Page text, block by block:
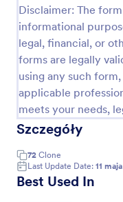
Disclaimer: The
informational
legal, financial, or
forms are legally
using any such
applicable
meets your needs,
Szczegóły
72 Clone
Last Update Date: 11
Best Used In
zmienić jego
swojej firmy.
formularze z takimi
Monday.com,
Dzięki naszemu
Dnia Pracy
od swoich
papierologi i